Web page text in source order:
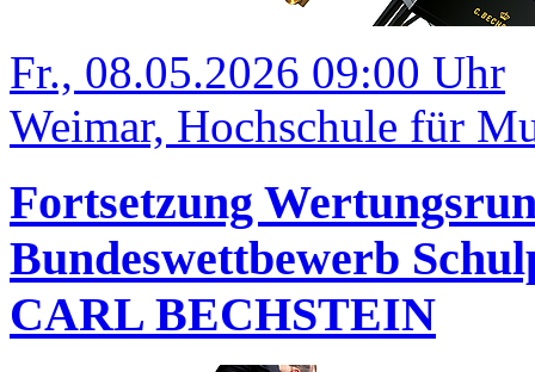
Fr., 08.05.2026 09:00 Uhr
Weimar, Hochschule für
Fortsetzung
Bundeswettbewerb
CARL BECHSTEIN